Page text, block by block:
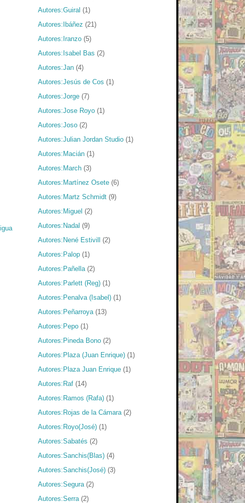
Autores:Guiral (1)
Autores:Ibáñez (21)
Autores:Iranzo (5)
Autores:Isabel Bas (2)
Autores:Jan (4)
Autores:Jesús de Cos (1)
Autores:Jorge (7)
Autores:Jose Royo (1)
Autores:Joso (2)
Autores:Julian Jordan Studio (1)
Autores:Macián (1)
Autores:March (3)
Autores:Martínez Osete (6)
Autores:Martz Schmidt (9)
Autores:Miguel (2)
Autores:Nadal (9)
Autores:Nené Estivill
(2)
Autores:Palop (1)
Autores:Pañella (2)
Autores:Parlett (Reg) (1)
Autores:Penalva (Isabel) (1)
Autores:Peñarroya (13)
Autores:Pepo (1)
Autores:Pineda Bono (2)
Autores:Plaza (Juan Enrique) (1)
Autores:Plaza Juan Enrique (1)
Autores:Raf (14)
Autores:Ramos (Rafa) (1)
Autores:Rojas de la Cámara (2)
Autores:Royo(José) (1)
Autores:Sabatés (2)
Autores:Sanchis(Blas) (4)
Autores:Sanchis(José) (3)
Autores:Segura (2)
Autores:Serra (2)